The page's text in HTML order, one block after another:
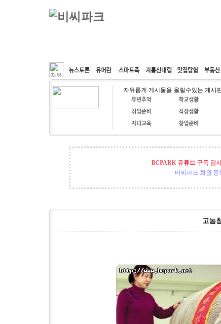
커뮤니티 속도패치 웹호스팅 공동구매
자유롭게 게시물을 올릴수있는 게시
BCPARK 유튜브 구독 감
비씨파크 회원 뭉
고놈